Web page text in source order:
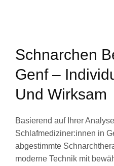
Schnarchen
Genf –
Und Wirksam
Basierend auf Ihrer
Schlafmediziner:innen in
abgestimmte
moderne Technik mit